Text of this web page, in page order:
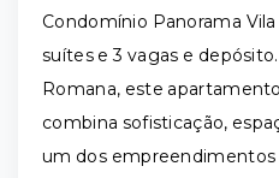
Condomínio Panorama Vila
suítes e 3 vagas e
Romana, este
combina sofisticação,
um dos empreendimentos